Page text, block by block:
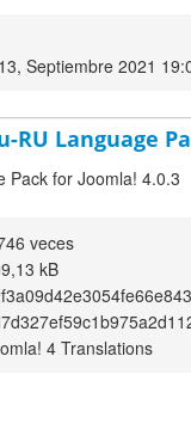
Septiembre 2021
RU Language
Pack for Joomla! 4.0.3
veces
kB
4 Translations